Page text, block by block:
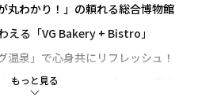
もっと見る
丸わかり！」の頼れる総合博物館
える「VG Bakery + Bistro」
泉」で心身共にリフレッシュ！
つろぐ動物たちとオブジェに癒される